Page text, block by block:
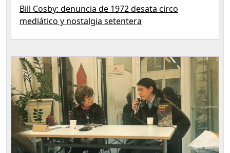
Bill Cosby: denuncia de 1972 desata circo
mediático y nostalgia setentera